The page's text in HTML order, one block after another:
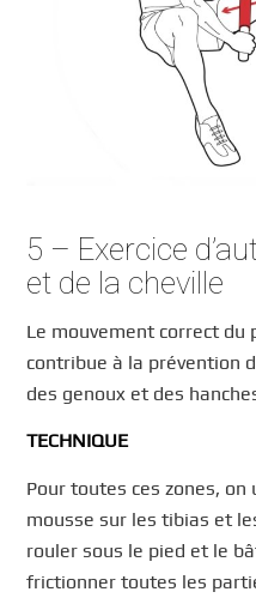
5 – Exercice
et de la cheville
Le mouvement correct du
contribue à la prévention
des genoux et des
TECHNIQUE
Pour toutes ces zones,
mousse sur les tibias et
rouler sous le pied et le
frictionner toutes les